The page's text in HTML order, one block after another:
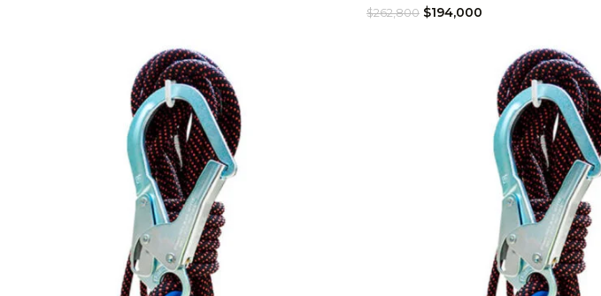
$262,800 $194,000